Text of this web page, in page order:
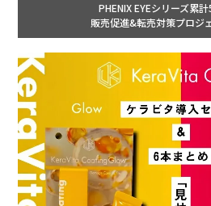
PHENIX EYEシリーズ累
販売促進&転売対策プロジ